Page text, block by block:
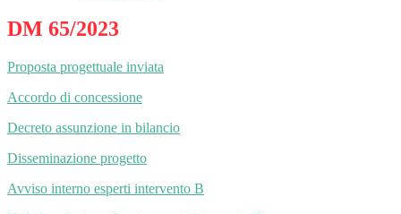
DM 65/2023
Proposta progettuale inviata
Accordo di concessione
Decreto assunzione in bilancio
Disseminazione progetto
Avviso interno esperti intervento B